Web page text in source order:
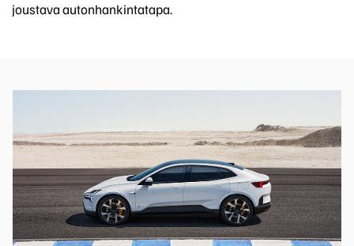
joustava autonhankintatapa.